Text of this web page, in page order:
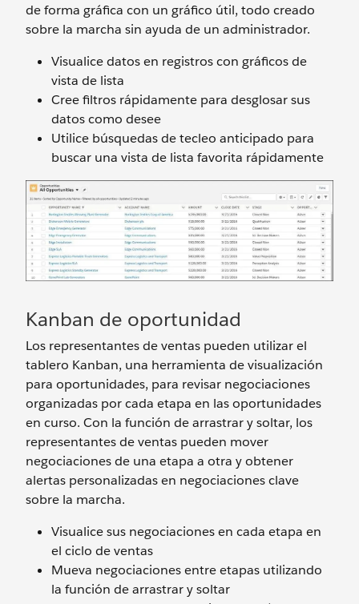
de forma gráfica con un gráfico útil, todo creado
sobre la marcha sin ayuda de un administrador.
Visualice datos en registros con gráficos de
vista de lista
Cree filtros rápidamente para desglosar sus
datos como desee
Utilice búsquedas de tecleo anticipado para
buscar una vista de lista favorita rápidamente
Kanban de oportunidad
Los representantes de ventas pueden utilizar el
tablero Kanban, una herramienta de visualización
para oportunidades, para revisar negociaciones
organizadas por cada etapa en las oportunidades
en curso. Con la función de arrastrar y soltar, los
representantes de ventas pueden mover
negociaciones de una etapa a otra y obtener
alertas personalizadas en negociaciones clave
sobre la marcha.
Visualice sus negociaciones en cada etapa en
el ciclo de ventas
Mueva negociaciones entre etapas utilizando
la función de arrastrar y soltar